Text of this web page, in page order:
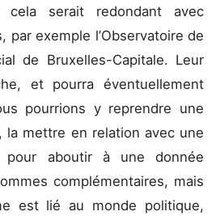
cela serait redondant avec
par exemple l’Observatoire de
de Bruxelles-Capitale. Leur
et pourra éventuellement
pourrions y reprendre une
la mettre en relation avec une
pour aboutir à une donnée
complémentaires, mais
est lié au monde politique,